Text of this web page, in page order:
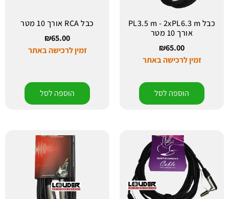
כבל PL3.5 m - 2xPL6.3 m
אורך 10 מטר
₪65.00
זמין לרכישה באתר
הוספה לסל
כבל RCA אורך 10 מטר
₪65.00
זמין לרכישה באתר
הוספה לסל